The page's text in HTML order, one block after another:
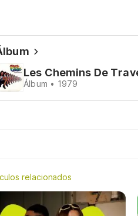
Les Chemins De
Álbum • 1979
relacionados